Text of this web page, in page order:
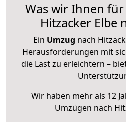
Was wir Ihnen
Hitzacker Elbe
Ein Umzug nach
Herausforderungen mit
die Last zu erleichtern –
Wir haben mehr als 12
Umzügen nach